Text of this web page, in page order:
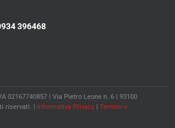
396468
02167740857 | Via Pietro Leone n. 6 | 93100
riservati. | Informativa Privacy | Termini e